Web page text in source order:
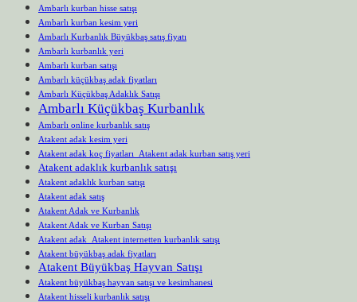
Ambarlı kurban hisse satışı
Ambarlı kurban kesim yeri
Ambarlı Kurbanlık Büyükbaş satış fiyatı
Ambarlı kurbanlık yeri
Ambarlı kurban satışı
Ambarlı küçükbaş adak fiyatları
Ambarlı Küçükbaş Adaklık Satışı
Ambarlı Küçükbaş Kurbanlık
Ambarlı online kurbanlık satış
Atakent adak kesim yeri
Atakent adak koç fiyatları Atakent adak kurban satış yeri
Atakent adaklık kurbanlık satışı
Atakent adaklık kurban satışı
Atakent adak satış
Atakent Adak ve Kurbanlık
Atakent Adak ve Kurban Satışı
Atakent adak Atakent internetten kurbanlık satışı
Atakent büyükbaş adak fiyatları
Atakent Büyükbaş Hayvan Satışı
Atakent büyükbaş hayvan satışı ve kesimhanesi
Atakent hisseli kurbanlık satışı